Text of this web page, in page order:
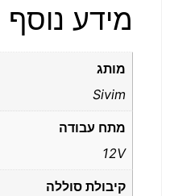
מידע נוסף
מותג
Sivim
מתח עבודה
12V
קיבולת סוללה